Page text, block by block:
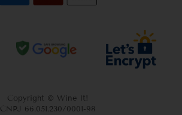
Copyright © Wine It!
CNPJ 66.051.230/0001-98